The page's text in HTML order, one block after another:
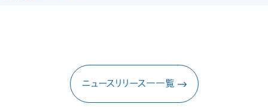
ニュースリリース一一覧